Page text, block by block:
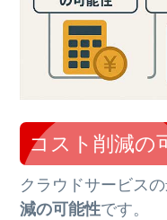
コスト削減の
クラウドサービス
減の可能性です。